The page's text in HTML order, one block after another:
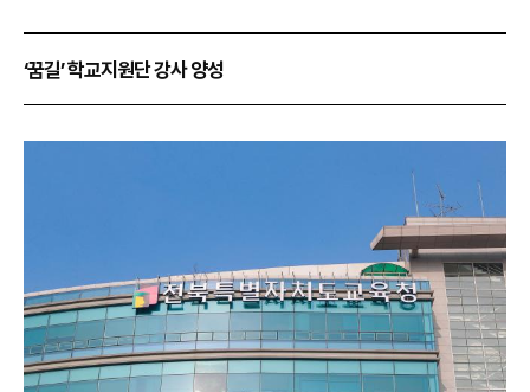
‘꿈길’ 학교지원단 강사 양성